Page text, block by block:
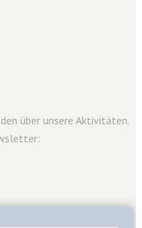
über unsere Aktivitäten.